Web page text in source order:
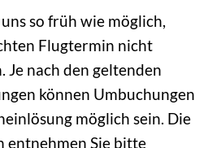
so früh wie möglich,
Flugtermin nicht
Je nach den geltenden
können Umbuchungen
möglich sein. Die
entnehmen Sie bitte